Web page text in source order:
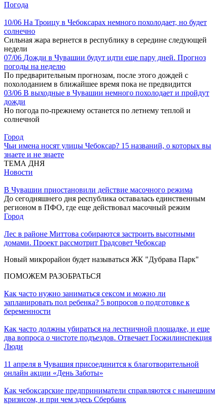
Погода
10/06 На Троицу в Чебоксарах немного похолодает, но будет
солнечно
Сильная жара вернется в республику в середине следующей
недели
07/06 Дожди в Чувашии будут идти еще пару дней. Прогноз
погоды на неделю
По предварительным прогнозам, после этого дождей с
похолоданием в ближайшее время пока не предвидится
03/06 В выходные в Чувашии немного похолодает и пройдут
дожди
Но погода по-прежнему останется по летнему теплой и
солнечной
Город
Чьи имена носят улицы Чебоксар? 15 названий, о которых вы
знаете и не знаете
ТЕМА ДНЯ
Новости
В Чувашии приостановили действие масочного режима
До сегодняшнего дня республика оставалась единственным
регионом в ПФО, где еще действовал масочный режим
Город
Лес в районе Миттова собираются застроить высотными
домами. Проект рассмотрит Градсовет Чебоксар
Новый микрорайон будет называться ЖК "Дубрава Парк"
ПОМОЖЕМ РАЗОБРАТЬСЯ
Как часто нужно заниматься сексом и можно ли
запланировать пол ребенка? 5 вопросов о подготовке к
беременности
Как часто должны убираться на лестничной площадке, и еще
два вопроса о чистоте подъездов. Отвечает Госжилинспекция
Люди
11 апреля в Чувашия присоединится к благотворительной
онлайн акции «День Заботы»
Как чебоксарские предприниматели справляются с нынешним
кризисом, и при чем здесь Сбербанк